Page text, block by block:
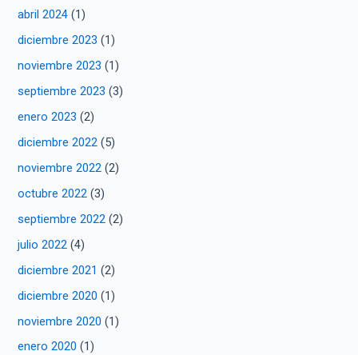
abril 2024 (1)
diciembre 2023 (1)
noviembre 2023 (1)
septiembre 2023 (3)
enero 2023 (2)
diciembre 2022 (5)
noviembre 2022 (2)
octubre 2022 (3)
septiembre 2022 (2)
julio 2022 (4)
diciembre 2021 (2)
diciembre 2020 (1)
noviembre 2020 (1)
enero 2020 (1)